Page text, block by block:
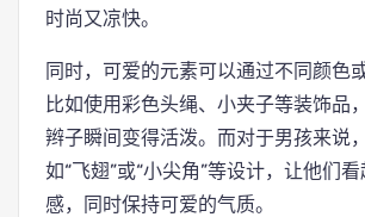
时尚又凉快。
同时，可爱的元素可以通过不同颜色
比如使用彩色头绳、小夹子等装饰品
辫子瞬间变得活泼。而对于男孩来说
如“飞翅”或“小尖角”等设计，让他们
感，同时保持可爱的气质。